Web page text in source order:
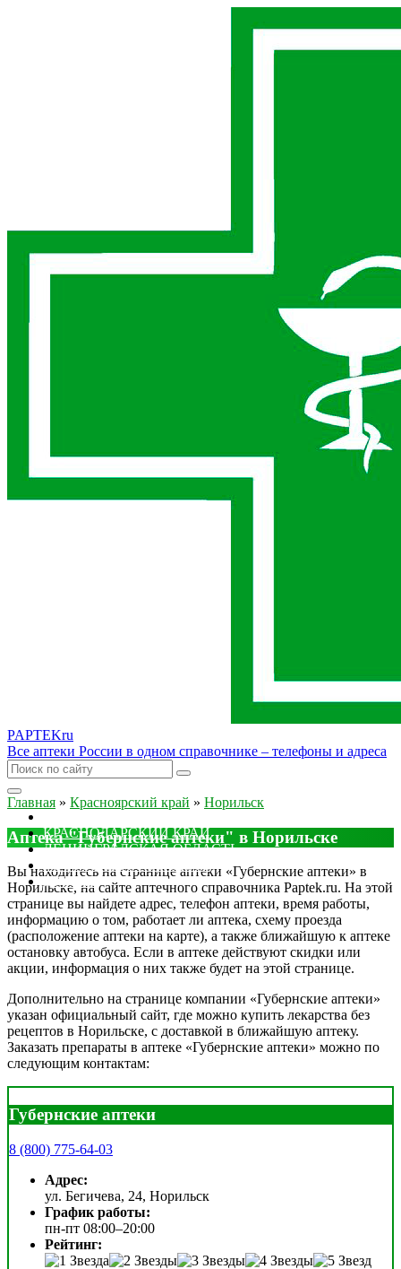
PAPTEKru
Все аптеки России в одном справочнике – телефоны и адреса
КРАСНОДАРСКИЙ КРАЙ
ЛЕНИНГРАДСКАЯ ОБЛАСТЬ
ДРУГИЕ
Главная » Красноярский край » Норильск
Аптека "Губернские аптеки" в Норильске
Вы находитесь на странице аптеки «Губернские аптеки» в
Норильске, на сайте аптечного справочника Paptek.ru. На этой
странице вы найдете адрес, телефон аптеки, время работы,
информацию о том, работает ли аптека, схему проезда
(расположение аптеки на карте), а также ближайшую к аптеке
остановку автобуса. Если в аптеке действуют скидки или
акции, информация о них также будет на этой странице.
Дополнительно на странице компании «Губернские аптеки»
указан официальный сайт, где можно купить лекарства без
рецептов в Норильске, с доставкой в ближайшую аптеку.
Заказать препараты в аптеке «Губернские аптеки» можно по
следующим контактам:
Губернские аптеки
8 (800) 775-64-03
Адрес:
ул. Бегичева, 24, Норильск
График работы:
пн-пт 08:00–20:00
Рейтинг: